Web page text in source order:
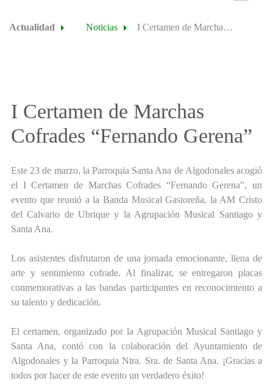
AYUNTAMIENTO
Actualidad Noticias I Certamen de Marchas Cofrades “Fernando Gerena”
I Certamen de Marchas
Cofrades “Fernando Gerena”
Este 23 de marzo, la Parroquia Santa Ana de Algodonales acogió
el I Certamen de Marchas Cofrades “Fernando Gerena”, un
evento que reunió a la Banda Musical Gastoreña, la AM Cristo
del Calvario de Ubrique y la Agrupación Musical Santiago y
Santa Ana.
Los asistentes disfrutaron de una jornada emocionante, llena de
arte y sentimiento cofrade. Al finalizar, se entregaron placas
conmemorativas a las bandas participantes en reconocimiento a
su talento y dedicación.
El certamen, organizado por la Agrupación Musical Santiago y
Santa Ana, contó con la colaboración del Ayuntamiento de
Algodonales y la Parroquia Ntra. Sra. de Santa Ana. ¡Gracias a
todos por hacer de este evento un verdadero éxito!